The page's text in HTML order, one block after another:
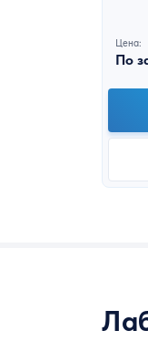
Цена:
По